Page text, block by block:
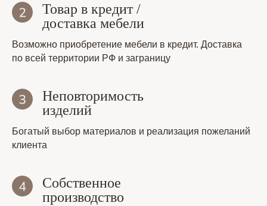
Товар в кредит /
доставка мебели
Возможно приобретение мебели в кредит. Доставка
по всей территории РФ и заграницу
Неповторимость
изделий
Богатый выбор материалов и реализация пожеланий
клиента
Собственное
производство